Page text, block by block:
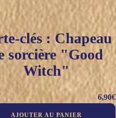
clés : Chapeau
sorcière "Good
Witch"
6,90€
AJOUTER AU PANIER